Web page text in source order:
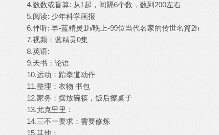
4.数数或盲算: 从1起，间隔6个数，数到200左右
5.阅读: 少年科学画报
6.伴听: 早-蓝精灵1h/晚上-99位当代名家的传世名篇2h
7.视频：蓝精灵0集
8.英语:
9.天书：论语
10.运动：跆拳道动作
11.整理：衣物 书包
12.家务：摆放碗筷，饭后擦桌子
13.尤克里里：
14.三不一要求：需要修炼
15.其他：